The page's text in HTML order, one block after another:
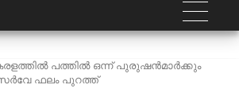
പത്തിൽ ഒന്ന് പുരുഷൻമാർക്കും
ഫലം പുറത്ത്